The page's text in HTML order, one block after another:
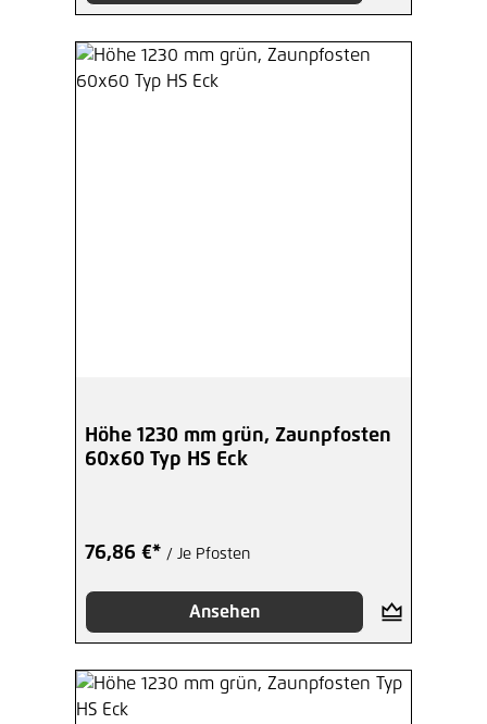
Höhe 1230 mm grün, Zaunpfosten
60x60 Typ HS Eck
76,86 €* / Je Pfosten
Ansehen